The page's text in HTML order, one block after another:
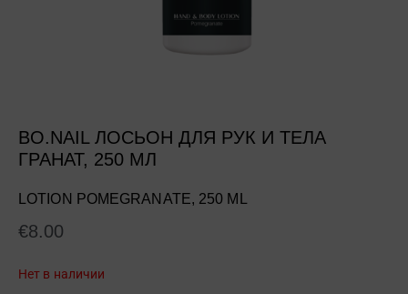
BO.NAIL ЛОСЬОН ДЛЯ РУК И ТЕЛА
ГРАНАТ, 250 МЛ
LOTION POMEGRANATE, 250 ML
€8.00
Нет в наличии